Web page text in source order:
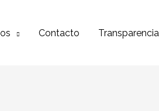
Contacto Transparencia